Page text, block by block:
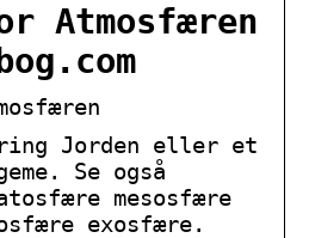
Atmosfæren
Jorden eller et
Se også
mesosfære
exosfære.